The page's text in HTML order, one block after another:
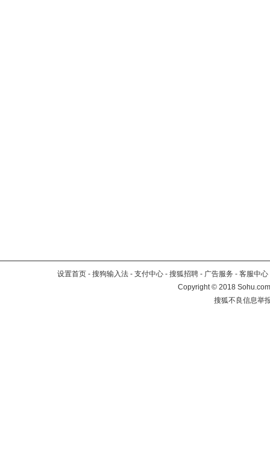
设置首页 - 搜狗输入法 - 支付中心 - 搜狐招聘 - 广告服务 - 客服中心
Copyright©2018
搜狐不良信息举